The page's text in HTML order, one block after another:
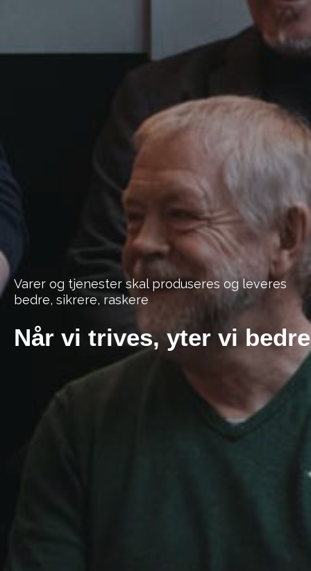
Varer og tjenester skal produseres og leveres
bedre, sikrere, raskere
Når vi trives, yter vi bedre